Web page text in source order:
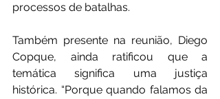
processos de batalhas.
Também presente na reunião, Diego
Copque, ainda ratificou que a
temática significa uma justiça
histórica. “Porque quando falamos da